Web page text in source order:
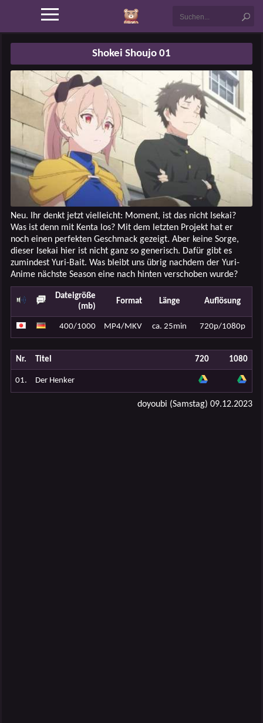
Shokei Shoujo 01
Neu. Ihr denkt jetzt vielleicht: Moment, ist das nicht Isekai?
Was ist denn mit Kenta los? Mit dem letzten Projekt hat er
noch einen perfekten Geschmack gezeigt. Aber keine Sorge,
dieser Isekai hier ist nicht ganz so generisch. Dafür gibt es
zumindest Yuri-Bait. Was bleibt uns übrig nachdem der Yuri-
Anime nächste Season eine nach hinten verschoben wurde?
Dateigröße
(mb)
Format Länge Auflösung
400/1000 MP4/MKV ca. 25min 720p/1080p
Nr. Titel 720 1080
01. Der Henker
doyoubi (Samstag) 09.12.2023